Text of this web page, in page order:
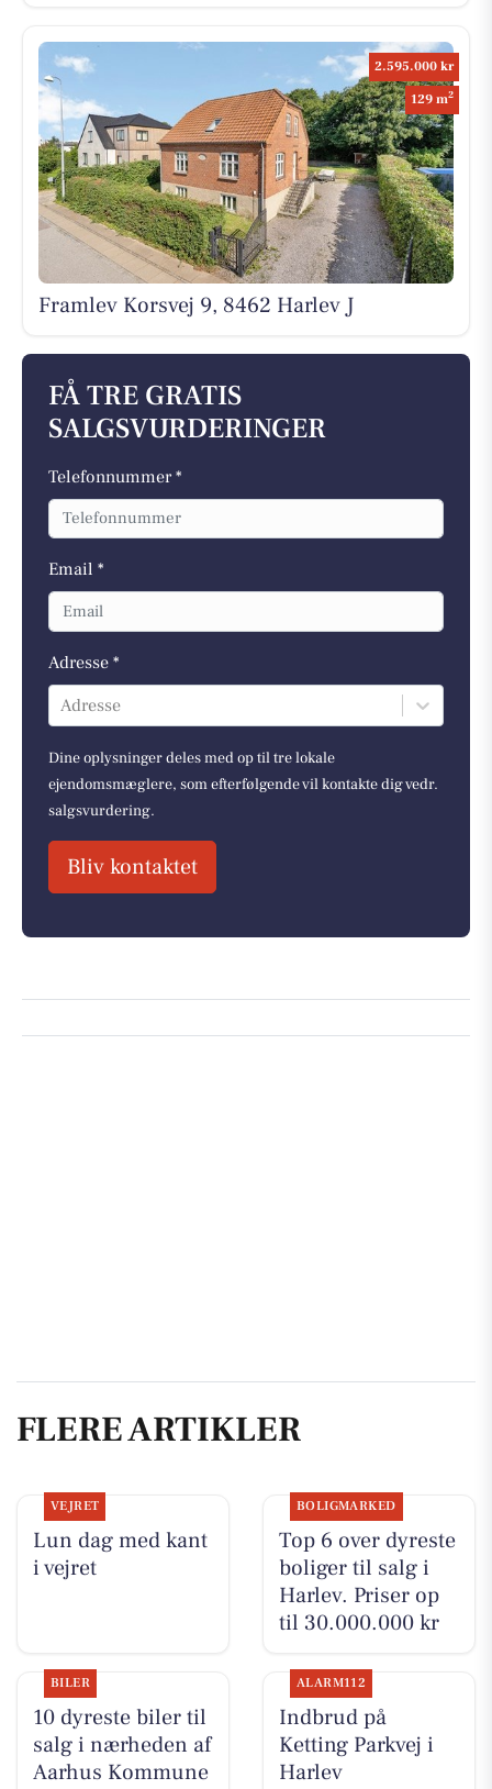
2.595.000 kr
129 m2
Framlev Korsvej 9, 8462 Harlev J
FÅ TRE GRATIS
SALGSVURDERINGER
Telefonnummer *
Email *
Adresse *
Adresse
Dine oplysninger deles med op til tre lokale
ejendomsmæglere, som efterfølgende vil kontakte dig vedr.
salgsvurdering.
Bliv kontaktet
FLERE ARTIKLER
VEJRET
Lun dag med kant
i vejret
BOLIGMARKED
Top 6 over dyreste
boliger til salg i
Harlev. Priser op
til 30.000.000 kr
BILER
10 dyreste biler til
salg i nærheden af
Aarhus Kommune
ALARM112
Indbrud på
Ketting Parkvej i
Harlev